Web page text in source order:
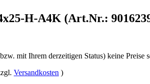
H-A4K (Art.Nr.:
mit Ihrem derzeitigen Status) keine Preise
Versandkosten )